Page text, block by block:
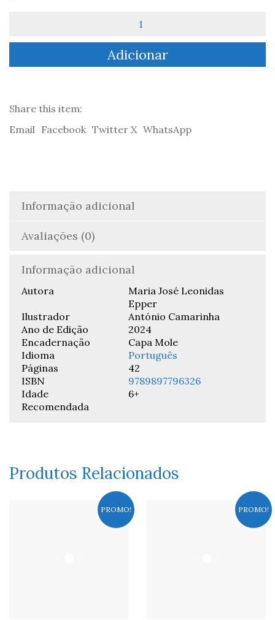
Luana
país
lua
dorme
Camarinha
Adicionar
Share this item:
Email Facebook Twitter X WhatsApp
Informação adicional
Avaliações (0)
Informação adicional
Autora
Maria José Leonidas
Epper
Ilustrador
António Camarinha
Ano de Edição
2024
Encadernação
Capa Mole
Idioma
Português
Páginas
42
ISBN
9789897796326
Idade
Recomendada
6+
Produtos Relacionados
PROMO! PROMO!